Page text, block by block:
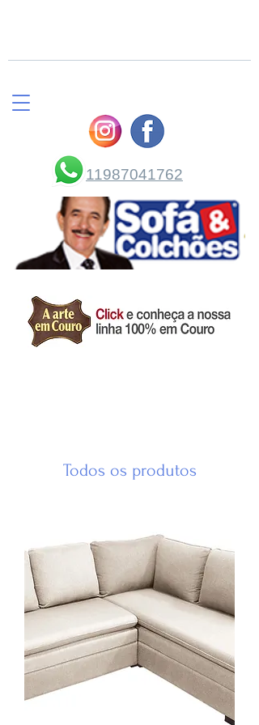
11987041762
Todos os produtos